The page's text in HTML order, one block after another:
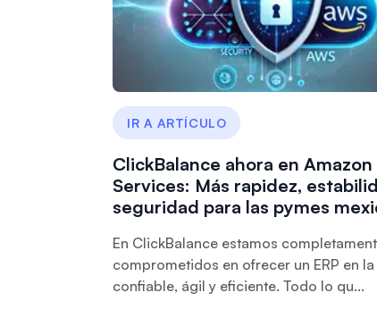
IR A ARTÍCULO
ClickBalance ahora en
Services: Más rapidez,
seguridad para las pymes
En ClickBalance estamos
comprometidos en ofrecer un ERP en
confiable, ágil y eficiente. Todo lo qu...